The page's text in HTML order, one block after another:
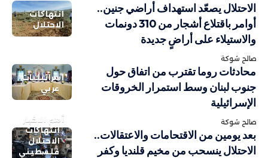
انتهاكات
الاحتلال
الاحتلال يصعّد استهداف أراضي جنين..
أوامر باقتلاع أشجار من 310 دونمات
والاستيلاء على أراضٍ جديدة
صالح شوكة
إسرائيليات
عربي
محادثات روما تقترب من اتفاق حول
جنوب لبنان وسط استمرار الخروقات
الإسرائيلية
صالح شوكة
أهم الاخبار
انتهاكات
الاحتلال
فلسطيني
بعد يومين من الاقتحامات والاعتقالات..
الاحتلال ينسحب من مخيم قلنديا وكفر